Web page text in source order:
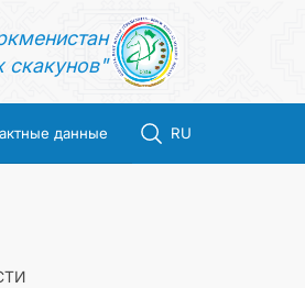
скакунов"
данные RU